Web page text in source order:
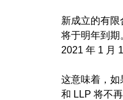
新成立的有
将于明年到
2021 年 1 月
这意味着，如
和 LLP 将不